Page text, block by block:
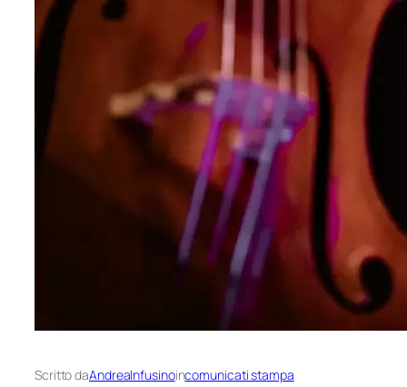
Scritto daAndreaInfusinoincomunicati stampa